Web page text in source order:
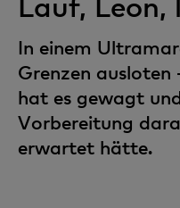
In einem
Grenzen ausloten
hat es gewagt
Vorbereitung
erwartet hätte.